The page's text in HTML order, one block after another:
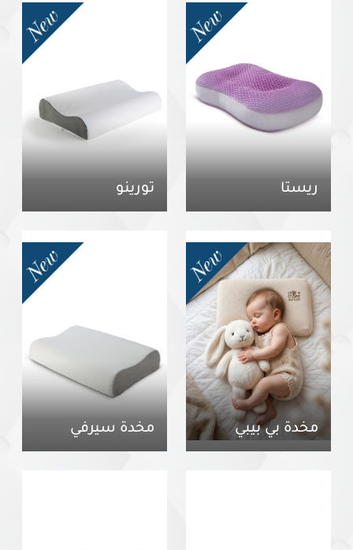
ريستا تورينو
مخدة بي بيبي مخدة سيرفي